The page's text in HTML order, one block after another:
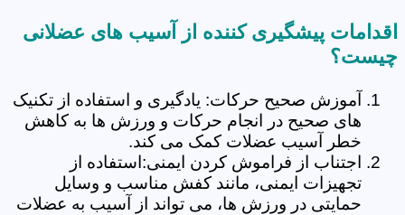
اقدامات پیشگیری کننده از آسیب های عضلانی
چیست؟
آموزش صحیح حرکات: یادگیری و استفاده از تکنیک
های صحیح در انجام حرکات و ورزش ها به کاهش
خطر آسیب عضلات کمک می کند.
اجتناب از فراموش کردن ایمنی:استفاده از
تجهیزات ایمنی، مانند کفش مناسب و وسایل
حمایتی در ورزش ها، می تواند از آسیب به عضلات